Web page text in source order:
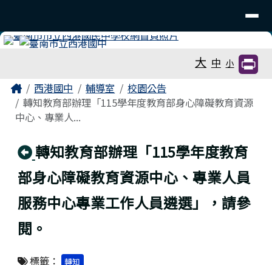
大 中 小
主內容區域
Home西港國中 輔導室
校園公告
轉知教育部辦理「115學年度教育部身心障礙教育資源
中心、專業人...
回上頁
轉知教育部辦理「115學年度教育
部身心障礙教育資源中心、專業人員
服務中心專業工作人員遴選」，請參
閱。
標籤： 轉知
頁尾區域